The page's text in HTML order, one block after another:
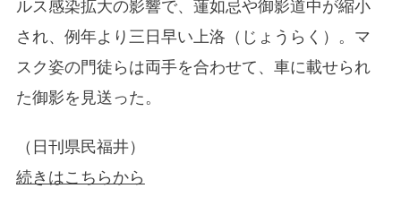
ルス感染拡大の影響で、蓮如忌や御影道中が縮小
され、例年より三日早い上洛（じょうらく）。マ
スク姿の門徒らは両手を合わせて、車に載せられ
た御影を見送った。
（日刊県民福井）
続きはこちらから